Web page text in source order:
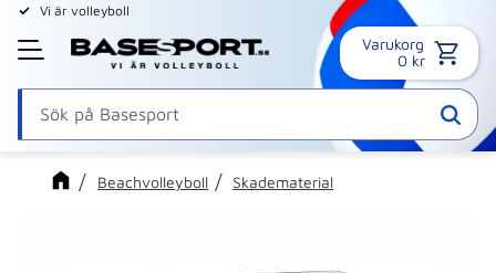
Meny
Vi är volleyboll
Varukorg
0 kr
Beachvolleyboll Skadematerial